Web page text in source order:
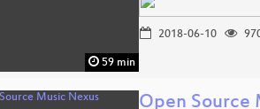
59 min
2018-06-10
Open Source